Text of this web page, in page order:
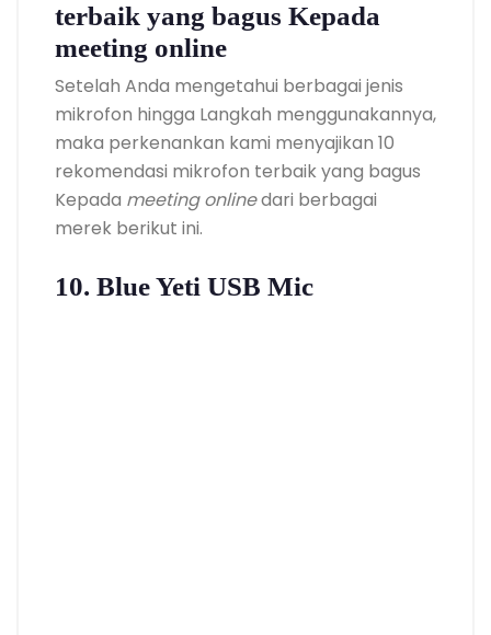
terbaik yang bagus Kepada
meeting online
Setelah Anda mengetahui berbagai jenis
mikrofon hingga Langkah menggunakannya,
maka perkenankan kami menyajikan 10
rekomendasi mikrofon terbaik yang bagus
Kepada meeting onlinedari berbagai
merek berikut ini.
10. Blue Yeti USB Mic